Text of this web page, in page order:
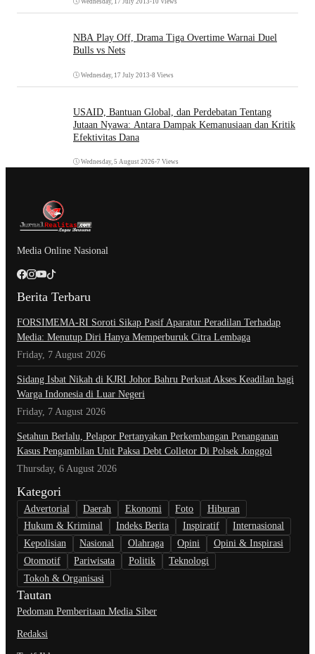
NBA Play Off, Drama Tiga Overtime Warnai Duel
Bulls vs Nets
Wednesday, 17 July 2013 •8 Views
USAID, Bantuan Global, dan Perdebatan Tentang
Jutaan Nyawa: Antara Dampak Kemanusiaan dan Kritik
Efektivitas Dana
Wednesday, 5 August 2026•7 Views
Media Online Nasional
Berita Terbaru
​FORSIMEMA-RI Soroti Sikap Pasif Aparatur Peradilan Terhadap
Media: Menutup Diri Hanya Memperburuk Citra Lembaga
Friday, 7 August 2026
Sidang Isbat Nikah di KJRI Johor Bahru Perkuat Akses Keadilan bagi
Warga Indonesia di Luar Negeri
Friday, 7 August 2026
Setahun Berlalu, Pelapor Pertanyakan Perkembangan Penanganan
Kasus Pengambilan Unit Paksa Debt Colletor Di Polsek Jonggol
Thursday, 6 August 2026
Kategori
Advertorial Daerah Ekonomi Foto
Hiburan
Hukum & Kriminal
Indeks Berita Inspiratif
Internasional
Kepolisian
Nasional Olahraga Opini
Opini & Inspirasi
Otomotif
Pariwisata Politik
Teknologi
Tokoh & Organisasi
Tautan
Pedoman Pemberitaan Media Siber
Redaksi